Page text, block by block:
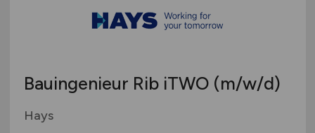
Bauingenieur Rib iTWO (m/w/d)
Hays